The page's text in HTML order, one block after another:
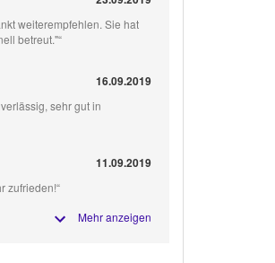
weiterempfehlen. Sie hat
betreut."“
16.09.2019
sehr gut in
11.09.2019
zufrieden!“
Mehr anzeigen